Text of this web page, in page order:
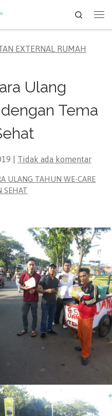
Search
EXTERNAL RUMAH
Ulang
Tema
Tidak ada komentar
ULANG TAHUN WE-CARE
SEHAT